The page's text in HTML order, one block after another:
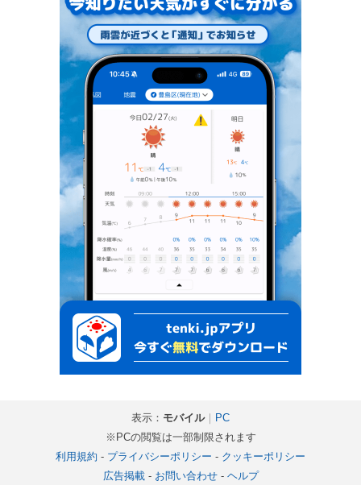
表示： モバイル｜ PC
※PCの閲覧は一部制限されます
利用規約 - プライバシーポリシー - クッキーポリシー
広告掲載- お問い合わせ- ヘルプ